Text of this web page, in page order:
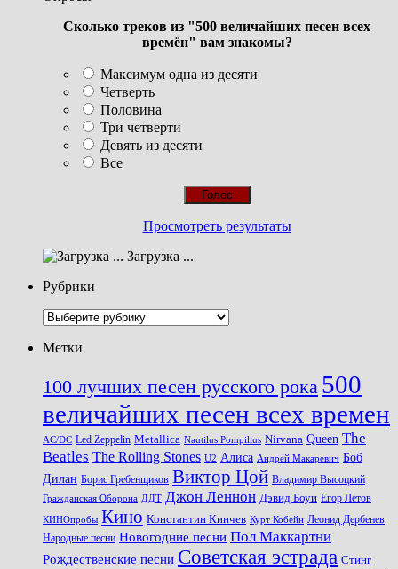
Сколько треков из "500 величайших песен всех
времён" вам знакомы?
Максимум одна из десяти
Четверть
Половина
Три четверти
Девять из десяти
Все
Просмотреть результаты
Загрузка ...
Рубрики
Рубрики
Метки
100 лучших песен русского рока 500
величайших песен всех времен
AC/DC Led Zeppelin Metallica Nautilus Pompilius Nirvana Queen The
Beatles The Rolling Stones U2 Алиса Андрей Макаревич Боб
Дилан Борис Гребенщиков Виктор Цой Владимир Высоцкий
Гражданская Оборона ДДТ Джон Леннон Дэвид Боуи Егор Летов
КИНОпробы Кино Константин Кинчев Курт Кобейн Леонид Дербенев
Народные песни Новогодние песни Пол Маккартни
Рождественские песни Советская эстрада Стинг